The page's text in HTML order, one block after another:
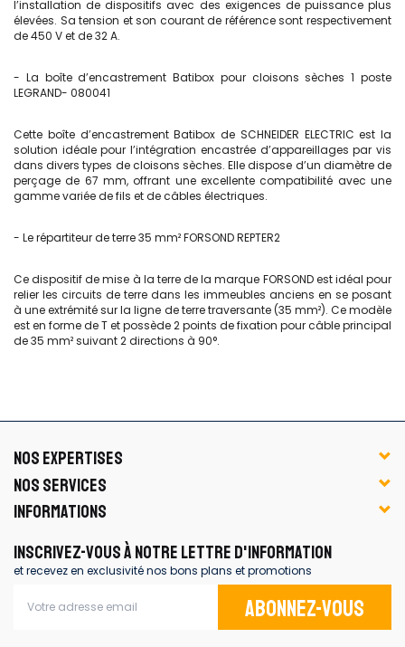
l’installation de dispositifs avec des exigences de puissance plus
élevées. Sa tension et son courant de référence sont respectivement
de 450 V et de 32 A.
- La boîte d’encastrement Batibox pour cloisons sèches 1 poste
LEGRAND- 080041
Cette boîte d’encastrement Batibox de SCHNEIDER ELECTRIC est la
solution idéale pour l’intégration encastrée d’appareillages par vis
dans divers types de cloisons sèches. Elle dispose d’un diamètre de
perçage de 67 mm, offrant une excellente compatibilité avec une
gamme variée de fils et de câbles électriques.
- Le répartiteur de terre 35 mm² FORSOND REPTER2
Ce dispositif de mise à la terre de la marque FORSOND est idéal pour
relier les circuits de terre dans les immeubles anciens en se posant
à une extrémité sur la ligne de terre traversante (35 mm²). Ce modèle
est en forme de T et possède 2 points de fixation pour câble principal
de 35 mm² suivant 2 directions à 90°.
NOS EXPERTISES
NOS SERVICES
INFORMATIONS
INSCRIVEZ-VOUS À NOTRE LETTRE D'INFORMATION
et recevez en exclusivité nos bons plans et promotions
Abonnez-vous